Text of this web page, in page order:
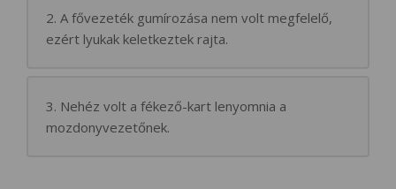
2. A fővezeték gumírozása nem volt megfelelő,
ezért lyukak keletkeztek rajta.
3. Nehéz volt a fékező-kart lenyomnia a
mozdonyvezetőnek.